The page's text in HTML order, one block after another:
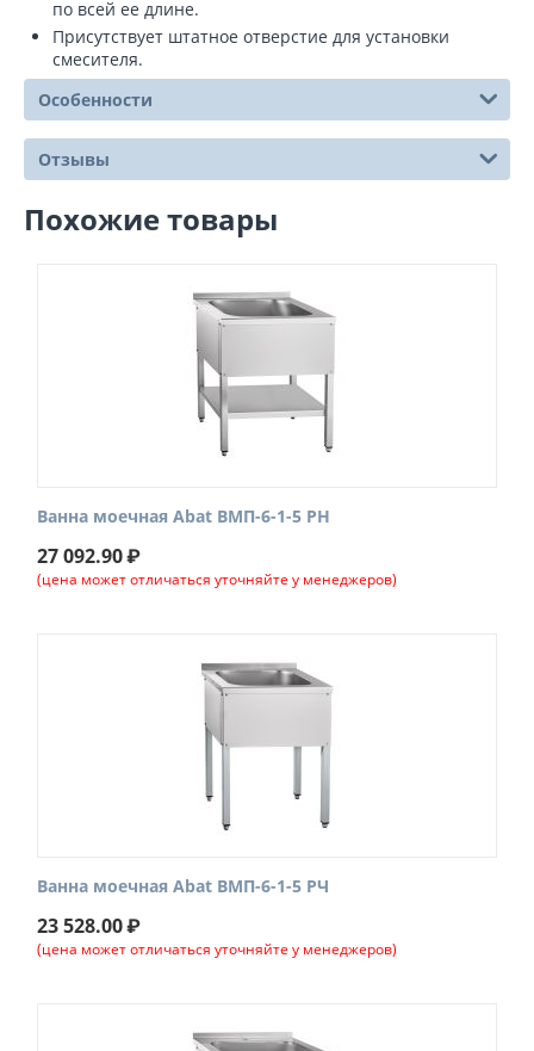
по всей ее длине.
Присутствует штатное отверстие для установки
смесителя.
Особенности
Отзывы
Похожие товары
Ванна моечная Abat ВМП-6-1-5 РН
27 092.90₽
(цена может отличаться уточняйте у менеджеров)
Ванна моечная Abat ВМП-6-1-5 РЧ
23 528.00₽
(цена может отличаться уточняйте у менеджеров)